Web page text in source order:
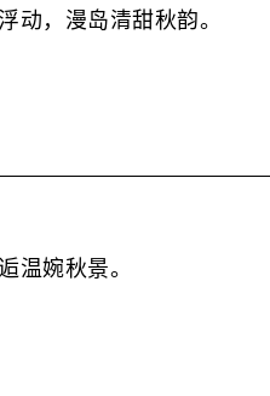
动，漫岛清甜秋韵。
温婉秋景。